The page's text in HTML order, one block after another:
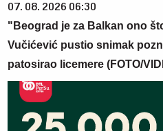
07. 08. 2026 06:30
"Beograd je za Balkan ono
Vučićević pustio snimak
patosirao licemere (FOTO/